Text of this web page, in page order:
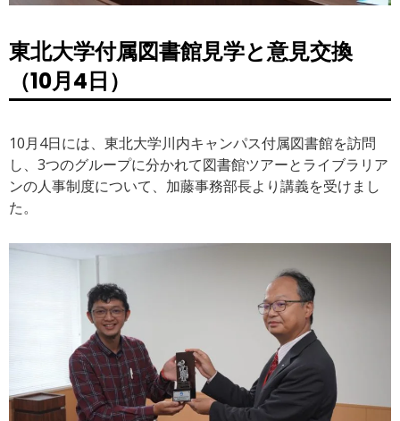
東北大学付属図書館見学と意見交換
（10月4日）
10月4日には、東北大学川内キャンパス付属図書館を訪問
し、3つのグループに分かれて図書館ツアーとライブラリア
ンの人事制度について、加藤事務部長より講義を受けまし
た。